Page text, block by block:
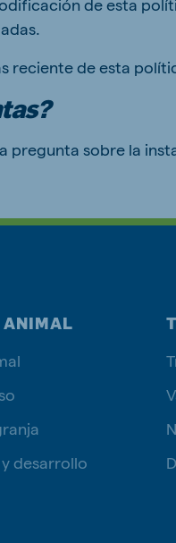
de esta
reciente de esta
pregunta sobre la
ANIMAL
desarrollo